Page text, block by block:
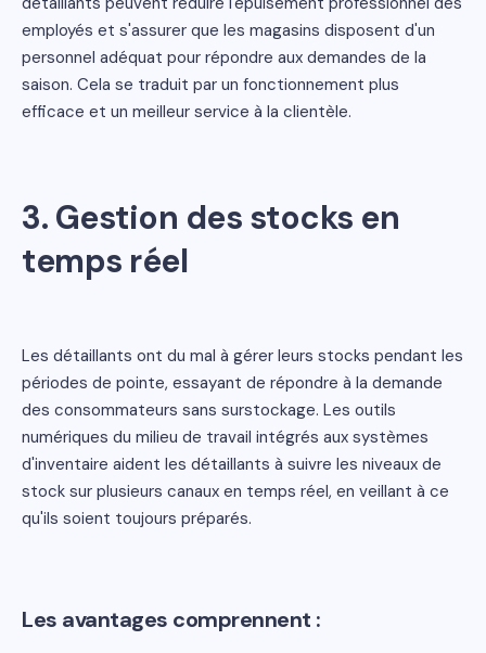
employés et s'assurer que les magasins disposent d'un
personnel adéquat pour répondre aux demandes de la
saison. Cela se traduit par un fonctionnement plus
efficace et un meilleur service à la clientèle.
3. Gestion des stocks en
temps réel
Les détaillants ont du mal à gérer leurs stocks pendant les
périodes de pointe, essayant de répondre à la demande
des consommateurs sans surstockage. Les outils
numériques du milieu de travail intégrés aux systèmes
d'inventaire aident les détaillants à suivre les niveaux de
stock sur plusieurs canaux en temps réel, en veillant à ce
qu'ils soient toujours préparés.
Les avantages comprennent :